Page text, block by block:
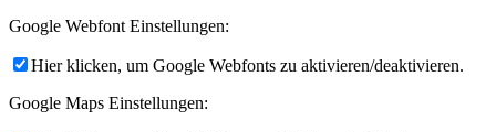
Google Webfont Einstellungen:
Hier klicken, um Google Webfonts zu aktivieren/deaktivieren.
Google Maps Einstellungen: